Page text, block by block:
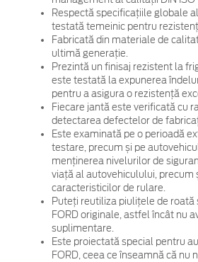
Respectă specificațiile globale
testată temeinic pentru
Fabricată din materiale de
ultimă generație.
Prezintă un finisaj rezistent la
este testată la expunerea
pentru a asigura o rezistență
Fiecare jantă este verificată cu
detectarea defectelor de
Este examinată pe o perioadă
testare, precum și pe
menținerea nivelurilor de
viață al autovehiculului, precum
caracteristicilor de rulare.
Puteți reutiliza piulițele de roată
FORD originale, astfel încât nu
suplimentare.
Este proiectată special pentru
FORD, ceea ce înseamnă că nu